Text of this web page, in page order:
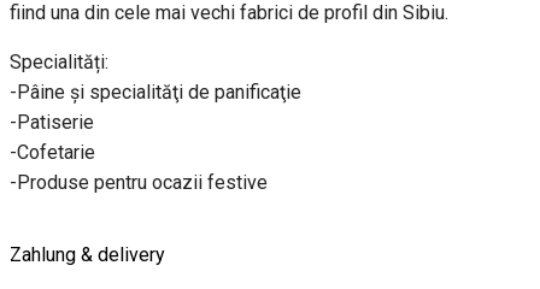
fiind una din cele mai vechi fabrici de profil din Sibiu.
Specialități:
-Pâine și specialităţi de panificaţie
-Patiserie
-Cofetarie
-Produse pentru ocazii festive
Zahlung & delivery